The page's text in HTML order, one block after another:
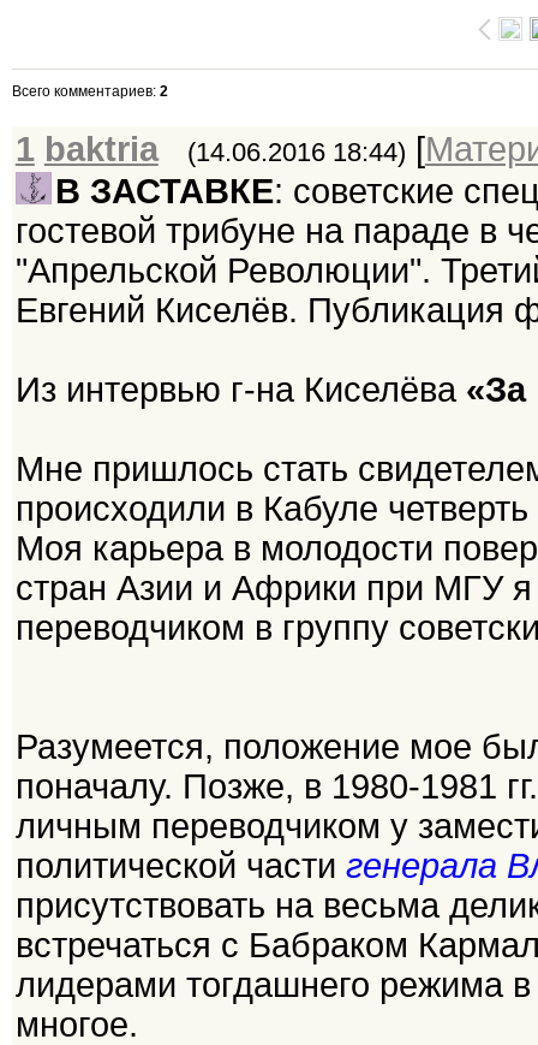
Всего комментариев: 2
1 baktria (14.06.2016 18:44) [
В ЗАСТАВКЕ: советские
гостевой трибуне на параде в
"Апрельской Революции".
Евгений Киселёв. Публикация
Из интервью г-на Киселёва «За
Мне пришлось стать
происходили в Кабуле
Моя карьера в молодости
стран Азии и Африки при МГУ
переводчиком в группу
Разумеется, положение мое
поначалу. Позже, в 1980-1981
личным переводчиком у
политической части генерала
присутствовать на весьма
встречаться с Бабраком
лидерами тогдашнего режима
многое.